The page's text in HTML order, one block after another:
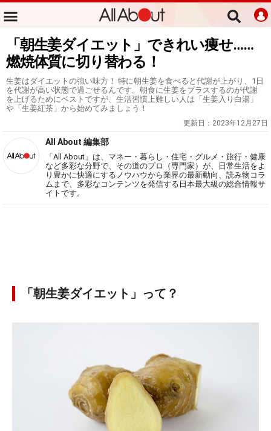
「朝生姜ダイエット」できれい痩せ……
燃焼体質に切り替わる！
生姜はダイエットの強い味方！ 特に朝生姜を食べると代謝が上がり、1日
を代謝が高い状態で過ごせるんです。朝食に生姜をプラスするのが代謝
を上げるためにベストですが、生活習慣上難しい人は「生姜入り白湯」
や「生姜紅茶」から始めてみましょう！
更新日： 2023年12月27日
All About 編集部
「All About」は、マネー・暮らし・住宅・グルメ・旅行・健康
など多彩な分野で、その道のプロ（専門家）が、日常生活をよ
り豊かに快適にするノウハウから業界の最新動向、読み物コラ
ムまで、多彩なコンテンツを発信する日本最大級の総合情報サ
イトです。
「朝生姜ダイエット」って？